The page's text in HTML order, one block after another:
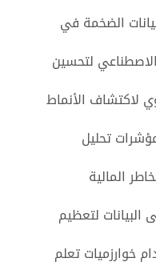
الضخمة في
لتحسين
لاكتشاف الأنماط
تحليل
المالية
البيانات لتعظيم
خوارزميات تعلم